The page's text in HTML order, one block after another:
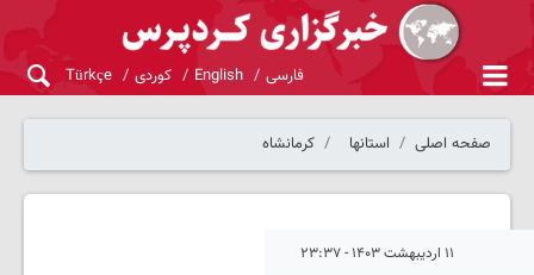
فارسی English کوردی Türkçe
صفحه اصلی استانها کرمانشاه
۱۱ اردیبهشت ۱۴۰۳ - ۲۳:۳۷